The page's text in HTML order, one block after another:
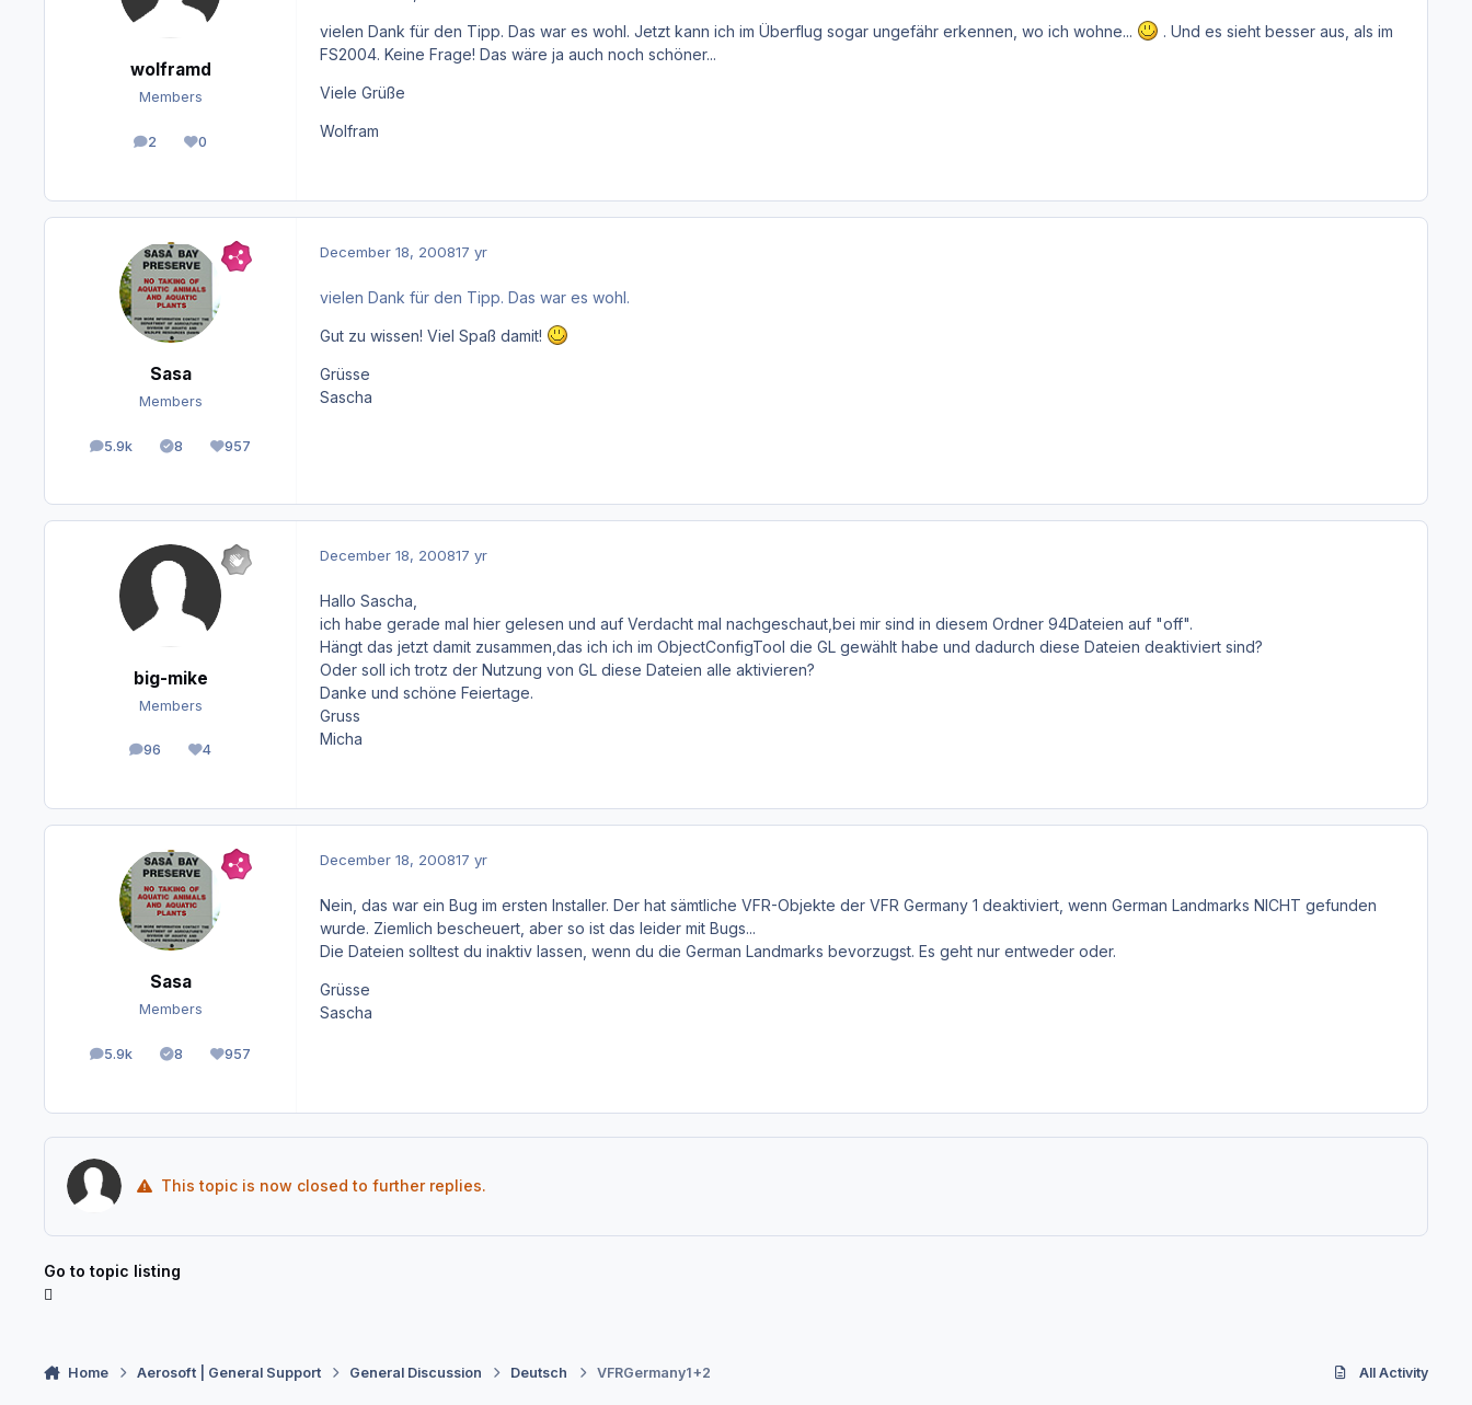
wolframd
Members
2
posts 0
Reputation
vielen Dank für den Tipp. Das war es wohl. Jetzt kann ich im Überflug sogar ungefähr erkennen, wo ich wohne...
. Und es sieht besser aus, als im
FS2004. Keine Frage! Das wäre ja auch noch schöner...
Viele Grüße
Wolfram
Sasa
Members
5.9k
posts 8
Solutions957
Reputation
December 18, 200817 yr
vielen Dank für den Tipp. Das war es wohl.
Gut zu wissen! Viel Spaß damit!
Grüsse
Sascha
big-mike
Members
96
posts 4
Reputation
December 18, 200817 yr
Hallo Sascha,
ich habe gerade mal hier gelesen und auf Verdacht mal nachgeschaut,bei mir sind in diesem Ordner 94Dateien auf "off".
Hängt das jetzt damit zusammen,das ich ich im ObjectConfigTool die GL gewählt habe und dadurch diese Dateien deaktiviert sind?
Oder soll ich trotz der Nutzung von GL diese Dateien alle aktivieren?
Danke und schöne Feiertage.
Gruss
Micha
Sasa
Members
5.9k
posts 8
Solutions957
Reputation
December 18, 200817 yr
Nein, das war ein Bug im ersten Installer. Der hat sämtliche VFR-Objekte der VFR Germany 1 deaktiviert, wenn German Landmarks NICHT gefunden
wurde. Ziemlich bescheuert, aber so ist das leider mit Bugs...
Die Dateien solltest du inaktiv lassen, wenn du die German Landmarks bevorzugst. Es geht nur entweder oder.
Grüsse
Sascha
This topic is now closed to further replies.
Go to topic listing
Home Aerosoft | General Support General Discussion Deutsch VFRGermany1+2 All Activity